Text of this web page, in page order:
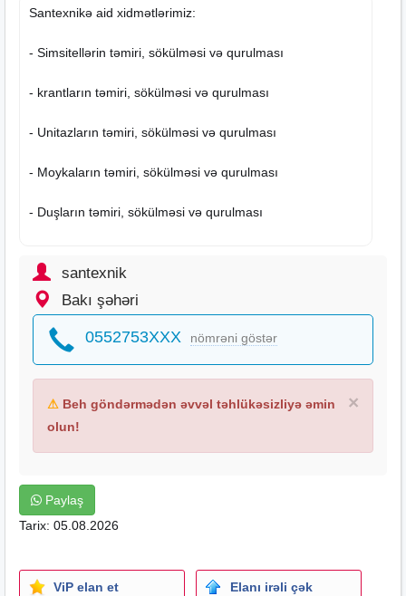
Santexnikə aid xidmətlərimiz:
- Simsitellərin təmiri, sökülməsi və qurulması
- krantların təmiri, sökülməsi və qurulması
- Unitazların təmiri, sökülməsi və qurulması
- Moykaların təmiri, sökülməsi və qurulması
- Duşların təmiri, sökülməsi və qurulması
-İstilik sistemlərinin çəkilişi (kombi,radiator,istipol)
-Su,qaz,kanalizasiya xətlərinin çəkilməsi
-Duş kabina , çakkuzilərin təmiri və quraşdırılması
-Su sızıntılarının təyini və təmiri
yuyularaq təmizlənməsi
-24saatxidmətinizdəyik
santexnik
Bakı şəhəri
0552753XXX nömrəni göstər
×
⚠ Beh göndərmədən əvvəl təhlükəsizliyə əmin
olun!
Paylaş
Tarix: 05.08.2026
ViP elan et Elanı irəli çək